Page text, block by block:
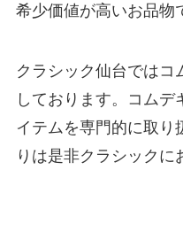
希少価値が高いお品物
クラシック仙台ではコ
しております。コム
イテムを専門的に取り
りは是非クラシックに